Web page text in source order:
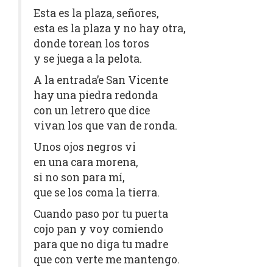
Esta es la plaza, señores,
esta es la plaza y no hay otra,
donde torean los toros
y se juega a la pelota.
A la entrada’e San Vicente
hay una piedra redonda
con un letrero que dice
vivan los que van de ronda.
Unos ojos negros vi
en una cara morena,
si no son para mí,
que se los coma la tierra.
Cuando paso por tu puerta
cojo pan y voy comiendo
para que no diga tu madre
que con verte me mantengo.